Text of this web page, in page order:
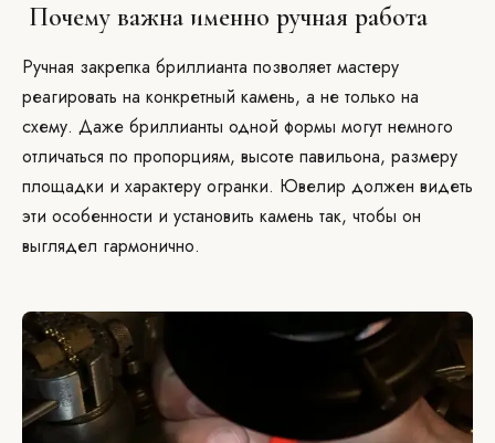
Почему важна именно ручная работа
Ручная закрепка бриллианта позволяет мастеру
реагировать на конкретный камень, а не только на
схему. Даже бриллианты одной формы могут немного
отличаться по пропорциям, высоте павильона, размеру
площадки и характеру огранки. Ювелир должен видеть
эти особенности и установить камень так, чтобы он
выглядел гармонично.